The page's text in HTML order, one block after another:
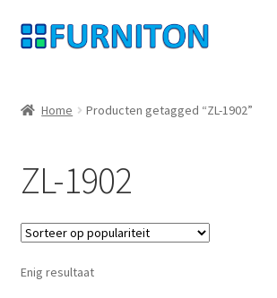
Ga
door
navigatie
Ga
naar
inhoud
Gegevensbescherming
Herroepingsrecht
Neem contact op met
Home Producten getagged “ZL-1902”
ZL-1902
Enig resultaat